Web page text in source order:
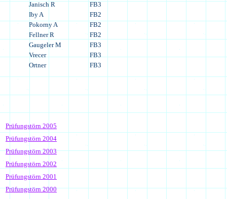
Janisch R
FB3
Iby A
FB2
Pokorny A
FB2
Fellner R
FB2
Gaugeler M
FB3
Vrecer
FB3
Ortner
FB3
Prüfungstörn 2005
Prüfungstörn 2004
Prüfungstörn 2003
Prüfungstörn 2002
Prüfungstörn 2001
Prüfungstörn 2000